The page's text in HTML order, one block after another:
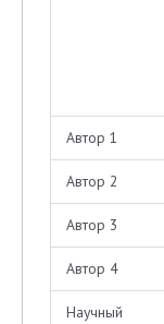
Автор 1
Автор 2
Автор 3
Автор 4
Научный